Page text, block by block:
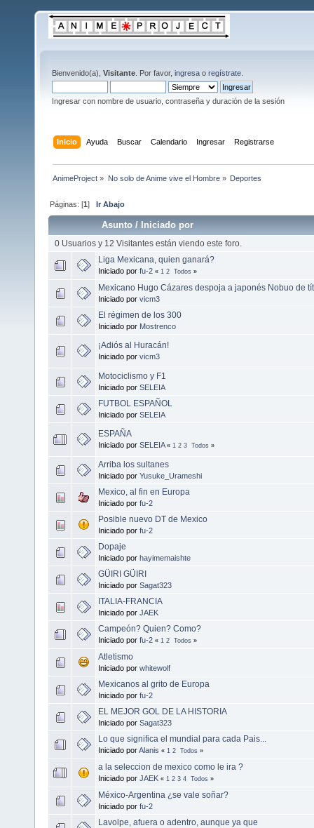
Bienvenido(a), Visitante . Por favor, ingresa o regístrate
Ingresar con nombre de usuario, contraseña y duración de la sesión
Inicio Ayuda Buscar Calendario Ingresar Registrarse
AnimeProject » No solo de Anime vive el Hombre» Deportes
Páginas: [1]Ir Abajo
Asunto /Iniciado por
0 Usuarios y 12 Visitantes están viendo este foro.
Liga Mexicana, quien ganará?
Iniciado por fu-2 « 1 2 Todos »
Mexicano Hugo Cázares despoja a japonés Nobuo de
Iniciado por vicm3
El régimen de los 300
Iniciado por Mostrenco
¡Adiós al Huracán!
Iniciado por vicm3
Motociclismo y F1
Iniciado por SELEIA
FUTBOL ESPAÑOL
Iniciado por SELEIA
ESPAÑA
Iniciado por SELEIA « 1 2 3 Todos »
Arriba los sultanes
Iniciado por Yusuke_Urameshi
Mexico, al fin en Europa
Iniciado por fu-2
Posible nuevo DT de Mexico
Iniciado por fu-2
Dopaje
Iniciado por hayimemaishte
GÜIRI GÜIRI
Iniciado por Sagat323
ITALIA-FRANCIA
Iniciado por JAEK
Campeón? Quien? Como?
Iniciado por fu-2 « 1 2 Todos »
Atletismo
Iniciado por whitewolf
Mexicanos al grito de Europa
Iniciado por fu-2
EL MEJOR GOL DE LA HISTORIA
Iniciado por Sagat323
Lo que significa el mundial para cada Pais...
Iniciado porAlanis « 1 2 Todos »
a la seleccion de mexico como le ira ?
Iniciado por JAEK « 1 2 3 4 Todos »
México-Argentina ¿se vale soñar?
Iniciado por fu-2
Lavolpe, afuera o adentro, aunque ya que